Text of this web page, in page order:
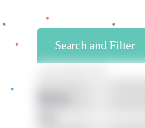
Search and Filter